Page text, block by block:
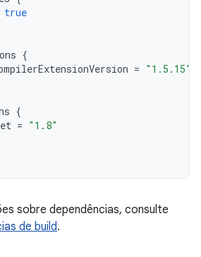
true
{
= "1.5.15"
{
= "1.8"
sobre dependências, consulte
de build.